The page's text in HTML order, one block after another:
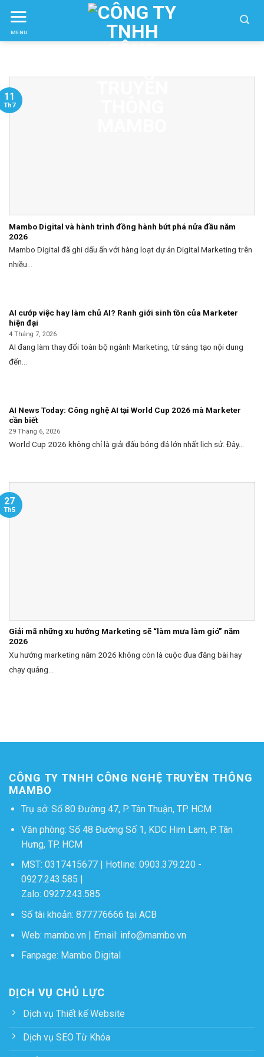
ctent
MENU
Mambo Digital và hành trình đồng hành bứt phá nửa đầu năm
2026
Mambo Digital đã ghi dấu ấn với hàng loạt dự án Digital Marketing trên
nhiều...
11
Th7
AI cướp việc hay làm chủ AI? Ranh giới sinh tồn của Marketer
hiện đại
4 Tháng 7, 2026
AI đang làm thay đổi toàn bộ ngành Marketing, từ sáng tạo nội dung
đến...
AI News Today: Công nghệ AI tại World Cup 2026 mà Marketer
cần biết
29 Tháng 6, 2026
World Cup 2026 không chỉ là giải đấu bóng đá lớn nhất lịch sử. Đây...
Giải mã những xu hướng Marketing sẽ “làm mưa làm gió” năm
2026
Xu hướng marketing năm 2026 không còn là cuộc đua đăng bài hay
chạy quảng...
27
Th5
CÔNG TY TNHH CÔNG NGHỆ TRUYỀN THÔNG
MAMBO
Trụ sở: Số 80 Đường 47, P. Tân Thuận, TP. HCM
Văn phòng: Số 48 Đường Số 1, KDC Him Lam, P. Tân
Hưng, TP. HCM
MST: 0317415677 | Hotline: 0903.379.220-
0927.243.585
Zalo: 0927.243.585
Số tài khoản: 877776666 tại ACB
Web: mambo.vn| Email: info@mambo.vn
Fanpage: Mambo Digital
DỊCH VỤ CHỦ LỰC
Dịch vụ Thiết kế Website
Dịch vụ SEO Từ Khóa